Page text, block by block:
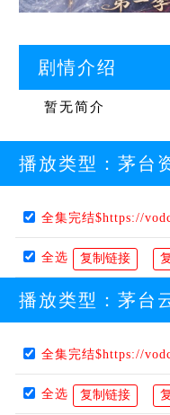
剧情介绍
暂无简介
播放类型： 茅台
全集完结$https://
全选
播放类型： 茅台
全集完结$https://
全选